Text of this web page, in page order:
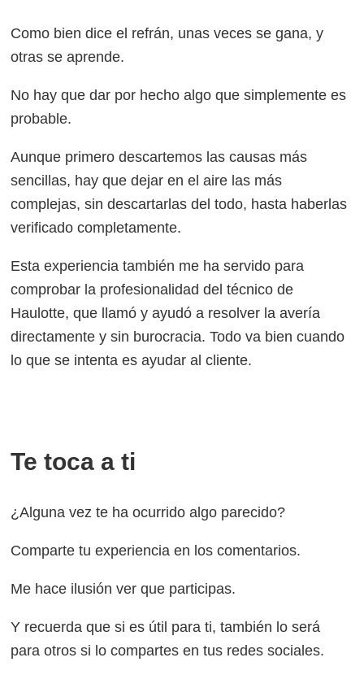
Como bien dice el refrán, unas veces se gana, y
otras se aprende.
No hay que dar por hecho algo que simplemente es
probable.
Aunque primero descartemos las causas más
sencillas, hay que dejar en el aire las más
complejas, sin descartarlas del todo, hasta haberlas
verificado completamente.
Esta experiencia también me ha servido para
comprobar la profesionalidad del técnico de
Haulotte, que llamó y ayudó a resolver la avería
directamente y sin burocracia. Todo va bien cuando
lo que se intenta es ayudar al cliente.
Te toca a ti
¿Alguna vez te ha ocurrido algo parecido?
Comparte tu experiencia en los comentarios.
Me hace ilusión ver que participas.
Y recuerda que si es útil para ti, también lo será
para otros si lo compartes en tus redes sociales.